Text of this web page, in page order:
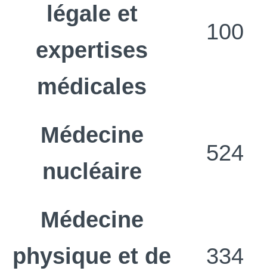
légale et
expertises
médicales
100
Médecine
nucléaire
524
Médecine
physique et de
334